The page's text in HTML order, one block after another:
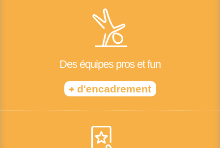
Des équipes pros et fun
+d'encadrement